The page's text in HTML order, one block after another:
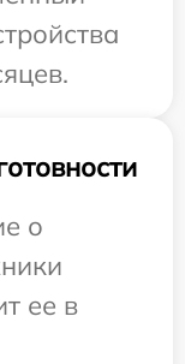
о
ее в